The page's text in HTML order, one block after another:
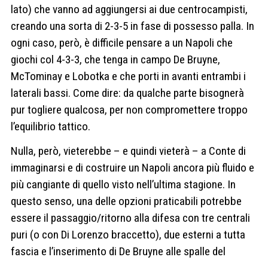
lato) che vanno ad aggiungersi ai due centrocampisti,
creando una sorta di 2-3-5 in fase di possesso palla. In
ogni caso, però, è difficile pensare a un Napoli che
giochi col 4-3-3, che tenga in campo De Bruyne,
McTominay e Lobotka e che porti in avanti entrambi i
laterali bassi. Come dire: da qualche parte bisognerà
pur togliere qualcosa, per non compromettere troppo
l’equilibrio tattico.
Nulla, però, vieterebbe – e quindi vieterà – a Conte di
immaginarsi e di costruire un Napoli ancora più fluido e
più cangiante di quello visto nell’ultima stagione. In
questo senso, una delle opzioni praticabili potrebbe
essere il passaggio/ritorno alla difesa con tre centrali
puri (o con Di Lorenzo braccetto), due esterni a tutta
fascia e l’inserimento di De Bruyne alle spalle del